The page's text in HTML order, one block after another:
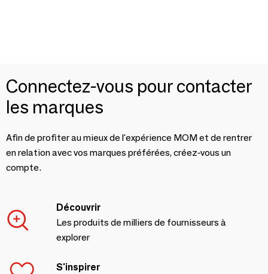
Connectez-vous pour contacter
les marques
Afin de profiter au mieux de l'expérience MOM et de rentrer
en relation avec vos marques préférées, créez-vous un
compte.
Découvrir
Les produits de milliers de fournisseurs à
explorer
S'inspirer